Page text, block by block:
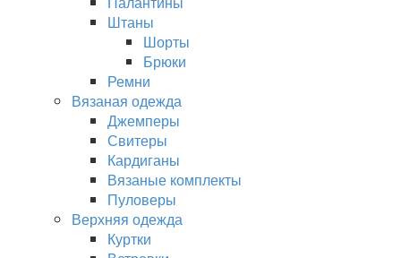
Штаны
Шорты
Брюки
Ремни
Вязаная одежда
Джемперы
Свитеры
Кардиганы
Вязаные комплекты
Пуловеры
Верхняя одежда
Куртки